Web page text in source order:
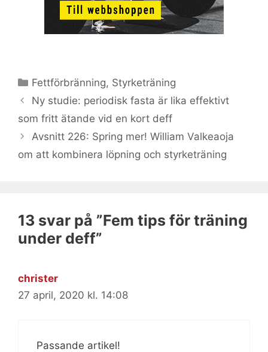
Kategorier
Fettförbränning, Styrketräning
Ny studie: periodisk fasta är lika effektivt
som fritt ätande vid en kort deff
Avsnitt 226: Spring mer! William Valkeaoja
om att kombinera löpning och styrketräning
13 svar på ”Fem tips för träning
under deff”
christer
27 april, 2020 kl. 14:08
Passande artikel!